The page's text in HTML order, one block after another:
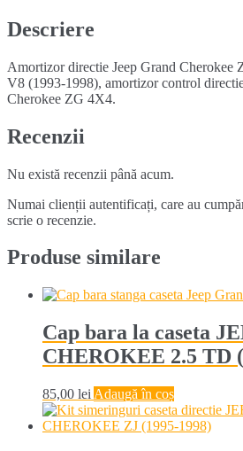
2.5
TD
(1993-
1998)
Descriere
Amortizor directie Jeep Grand Cherokee
V8 (1993-1998), amortizor control
Cherokee ZG 4X4.
Recenzii
Nu există recenzii până acum.
Numai clienții autentificați, care au
scrie o recenzie.
Produse similare
Cap bara la caseta
CHEROKEE 2.5 TD
85,00 lei Adaugă în coș